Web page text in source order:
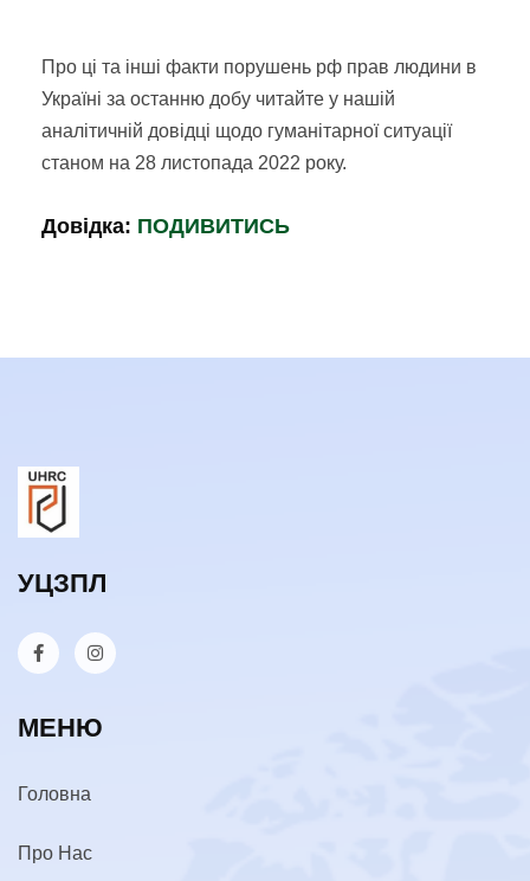
Про ці та інші факти порушень рф прав людини в
Україні за останню добу читайте у нашій
аналітичній довідці щодо гуманітарної ситуації
станом на 28 листопада 2022 року.
Довідка: ПОДИВИТИСЬ
УЦЗПЛ
МЕНЮ
Головна
Про Нас